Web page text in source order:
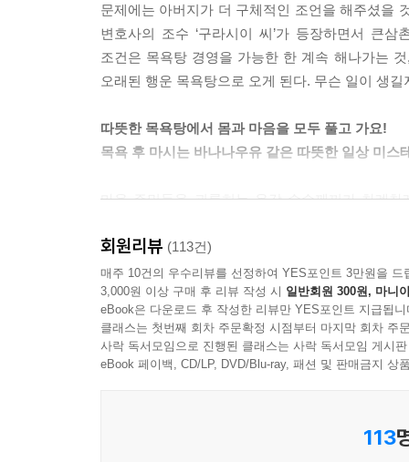
문제에는 아버지가 더 구체적인 조언을 해주셨을
변호사의 조수 ‘구라시이 씨’가 등장하면서 큰
조건은 목욕탕 경영을 가능한 한 계속 해나가는
오래된 행운 목욕탕으로 오게 된다. 무슨 일이 생
따뜻한 목욕탕에서 몸과 마음을 모두 풀고 가요!
목욕 후 마시는 바나나우유 같은 따뜻한 일상 미스
마을 주민들을 괴롭히는 온갖 수수께끼가 차례
‘엘렌’과 ‘글렌’, 자매 곁을 맴도는 거대한 새 한
이 기이한 소설의 배경이 되는 것은 ‘질서를 지키
어둠의 세력의 야망을 막기 위해 펼쳐지는 ‘불
작전이 수행되는 공간이다. ‘목욕탕’이라는 익숙
비밀의 단서를 찾고 풀어나가는 과정을 그린 따뜻
회원리뷰 (113건)
매주 10건의 우수리뷰를 선정하여 YES포인트 3만원을 드
3,000원 이상 구매 후 리뷰 작성 시 일반회원 300원, 마니
eBook은 다운로드 후 작성한 리뷰만 YES포인트 지급됩니
클래스는 첫번째 회차 주문확정 시점부터 마지막 회차 주
사락 독서모임으로 진행된 클래스는 사락 독서모임 게시
eBook 페이백, CD/LP, DVD/Blu-ray, 패션 및 판매금지 상
113